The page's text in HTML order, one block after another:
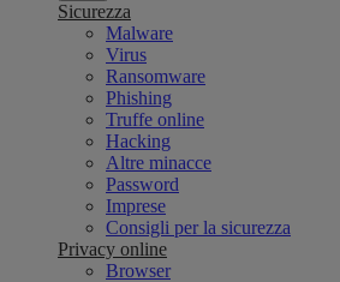
Sicurezza
Malware
Virus
Ransomware
Phishing
Truffe online
Hacking
Altre minacce
Password
Imprese
Consigli per la sicurezza
Privacy online
Browser